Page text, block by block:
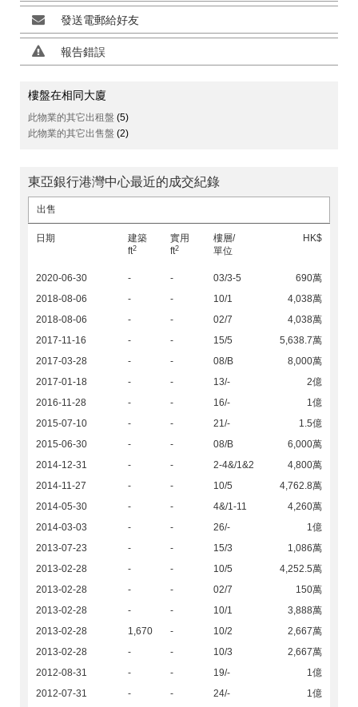
發送電郵給好友
報告錯誤
樓盤在相同大廈
此物業的其它出租盤 (5)
此物業的其它出售盤 (2)
東亞銀行港灣中心最近的成交紀錄
出售
日期
建築
ft2
實用
ft2
樓層/
單位
HK$
2020-06-30 - - 03/3-5
690萬
2018-08-06
- - 10/1
4,038萬
2018-08-06
- - 02/7
4,038萬
2017-11-16
- - 15/5
5,638.7萬
2017-03-28
- - 08/B
8,000萬
2017-01-18
- - 13/-
2億
2016-11-28
- - 16/-
1億
2015-07-10
- - 21/-
1.5億
2015-06-30
- - 08/B
6,000萬
2014-12-31
- - 2-4&/1&2
4,800萬
2014-11-27
- - 10/5
4,762.8萬
2014-05-30
- - 4&/1-11
4,260萬
2014-03-03
- - 26/-
1億
2013-07-23
- - 15/3
1,086萬
2013-02-28
- - 10/5
4,252.5萬
2013-02-28
- - 02/7
150萬
2013-02-28
- - 10/1
3,888萬
2013-02-28
1,670 - 10/2
2,667萬
2013-02-28
- - 10/3
2,667萬
2012-08-31
- - 19/-
1億
2012-07-31
- - 24/-
1億